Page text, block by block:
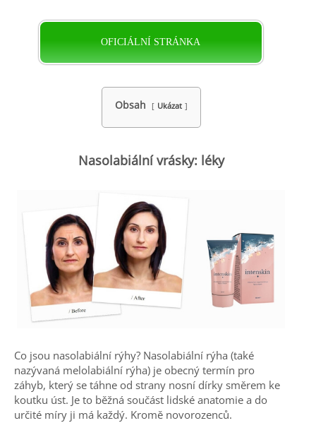
OFICIÁLNÍ STRÁNKA
Obsah Ukázat
Nasolabiální vrásky: léky
Co jsou nasolabiální rýhy? Nasolabiální rýha (také
nazývaná melolabiální rýha) je obecný termín pro
záhyb, který se táhne od strany nosní dírky směrem ke
koutku úst. Je to běžná součást lidské anatomie a do
určité míry ji má každý. Kromě novorozenců.